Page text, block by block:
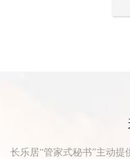
长乐居“管家式秘书”主动